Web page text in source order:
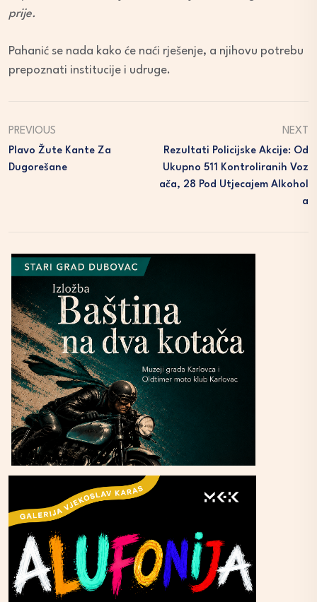
prije.
Pahanić se nada kako će naći rješenje, a njihovu potrebu
prepoznati institucije i udruge.
PREVIOUS
Plavo Žute Kante Za
Dugorešane
NEXT
Rezultati Policijske Akcije: Od
Ukupno 511 Kontroliranih Voz
Ača, 28 Pod Utjecajem Alkohol
A